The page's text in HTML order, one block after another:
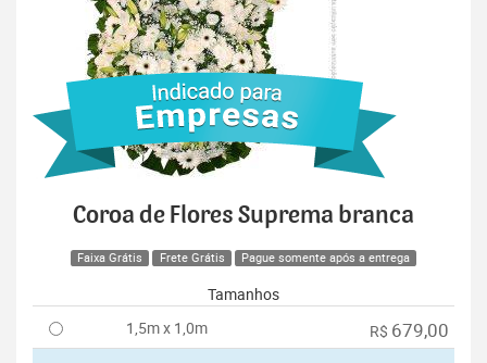
Coroa de Flores Suprema branca
Faixa Grátis Frete Grátis Pague somente após a entrega
Tamanhos
1,5m x 1,0m
R$ 679,00